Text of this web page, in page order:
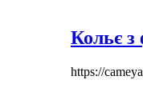
Кольє з
https://